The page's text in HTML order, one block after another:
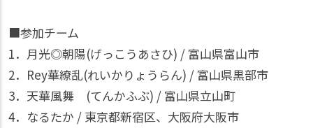
■参加チーム
1．月光◎朝陽(げっこうあさひ) / 富山県富山市
2．Rey華繚乱(れいかりょうらん) / 富山県黒部市
3．天華風舞 (てんかふぶ) / 富山県立山町
4．なるたか / 東京都新宿区、大阪府大阪市